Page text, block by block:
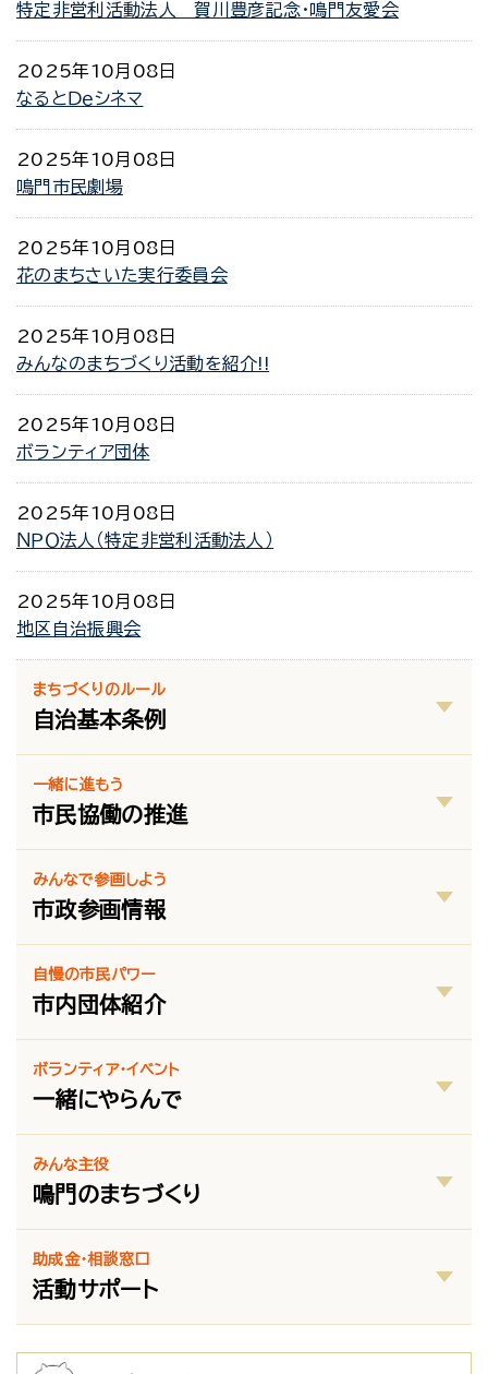
特定非営利活動法人 賀川豊彦記念・鳴門友愛会
2025年10月08日
なるとＤｅシネマ
2025年10月08日
鳴門市民劇場
2025年10月08日
花のまちさいた実行委員会
2025年10月08日
みんなのまちづくり活動を紹介!!
2025年10月08日
ボランティア団体
2025年10月08日
ＮＰＯ法人（特定非営利活動法人）
2025年10月08日
地区自治振興会
まちづくりのルール
自治基本条例
一緒に進もう
市民協働の推進
みんなで参画しよう
市政参画情報
自慢の市民パワー
市内団体紹介
ボランティア・イベント
一緒にやらんで
みんな主役
鳴門のまちづくり
助成金・相談窓口
活動サポート